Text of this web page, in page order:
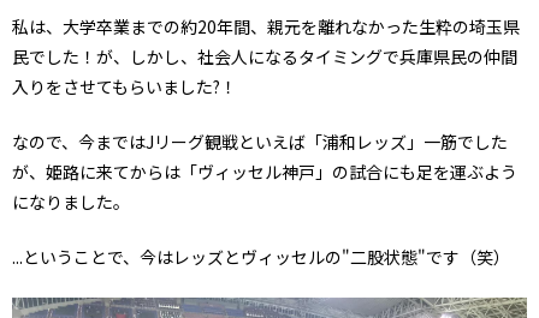
私は、大学卒業までの約20年間、親元を離れなかった生粋の埼玉県
民でした！が、しかし、社会人になるタイミングで兵庫県民の仲間
入りをさせてもらいました?！
なので、今まではJリーグ観戦といえば「浦和レッズ」一筋でした
が、姫路に来てからは「ヴィッセル神戸」の試合にも足を運ぶよう
になりました。
...ということで、今はレッズとヴィッセルの"二股状態"です（笑）